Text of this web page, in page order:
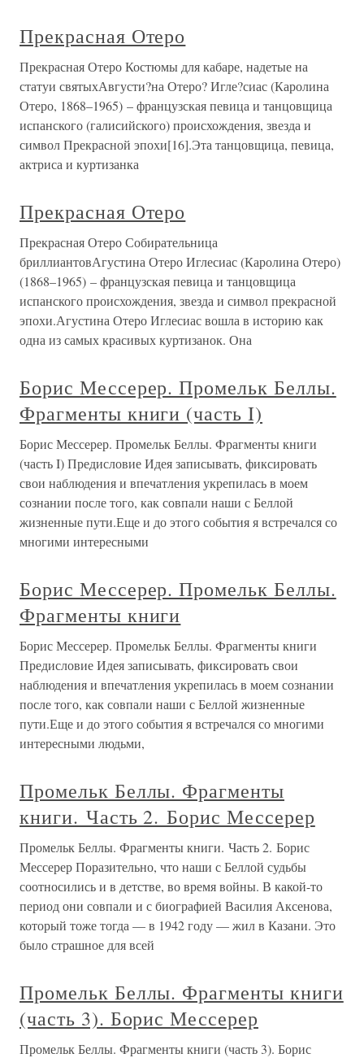
Прекрасная Отеро
Прекрасная Отеро Костюмы для кабаре, надетые на
статуи святыхАвгусти?на Отеро? Игле?сиас (Каролина
Отеро, 1868–1965) – французская певица и танцовщица
испанского (галисийского) происхождения, звезда и
символ Прекрасной эпохи[16].Эта танцовщица, певица,
актриса и куртизанка
Прекрасная Отеро
Прекрасная Отеро Собирательница
бриллиантовАгустина Отеро Иглесиас (Каролина Отеро)
(1868–1965) – французская певица и танцовщица
испанского происхождения, звезда и символ прекрасной
эпохи.Агустина Отеро Иглесиас вошла в историю как
одна из самых красивых куртизанок. Она
Борис Мессерер. Промельк Беллы.
Фрагменты книги (часть I)
Борис Мессерер. Промельк Беллы. Фрагменты книги
(часть I) Предисловие Идея записывать, фиксировать
свои наблюдения и впечатления укрепилась в моем
сознании после того, как совпали наши с Беллой
жизненные пути.Еще и до этого события я встречался со
многими интересными
Борис Мессерер. Промельк Беллы.
Фрагменты книги
Борис Мессерер. Промельк Беллы. Фрагменты книги
Предисловие Идея записывать, фиксировать свои
наблюдения и впечатления укрепилась в моем сознании
после того, как совпали наши с Беллой жизненные
пути.Еще и до этого события я встречался со многими
интересными людьми,
Промельк Беллы. Фрагменты
книги. Часть 2. Борис Мессерер
Промельк Беллы. Фрагменты книги. Часть 2. Борис
Мессерер Поразительно, что наши с Беллой судьбы
соотносились и в детстве, во время войны. В какой-то
период они совпали и с биографией Василия Аксенова,
который тоже тогда — в 1942 году — жил в Казани. Это
было страшное для всей
Промельк Беллы. Фрагменты книги
(часть 3). Борис Мессерер
Промельк Беллы. Фрагменты книги (часть 3). Борис